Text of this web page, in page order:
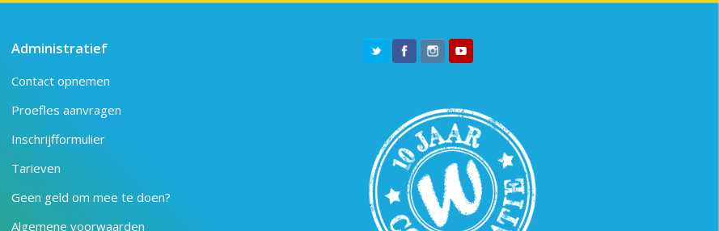
Administratief
Contact opnemen
Proefles aanvragen
Inschrijfformulier
Tarieven
Geen geld om mee te doen?
Algemene voorwaarden